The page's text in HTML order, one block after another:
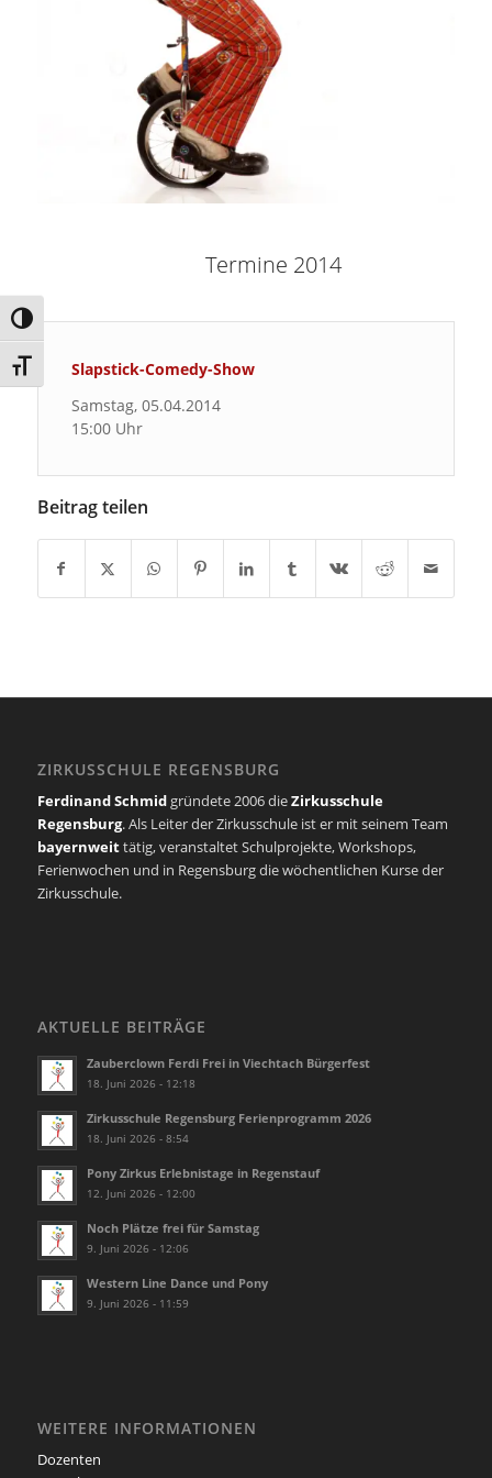
Umschalten auf hohe Kontraste
Schrift vergrößern
Termine 2014
Slapstick-Comedy-Show
Samstag, 05.04.2014
15:00 Uhr
Beitrag teilen
ZIRKUSSCHULE REGENSBURG
Ferdinand Schmidgründete 2006 dieZirkusschule
Regensburg. Als Leiter der Zirkusschule ist er mit seinem Team
bayernweittätig, veranstaltet Schulprojekte, Workshops,
Ferienwochen und in Regensburg die wöchentlichen Kurse der
Zirkusschule.
AKTUELLE BEITRÄGE
Zauberclown Ferdi Frei in Viechtach Bürgerfest
18. Juni 2026 - 12:18
Zirkusschule Regensburg Ferienprogramm 2026
18. Juni 2026 - 8:54
Pony Zirkus Erlebnistage in Regenstauf
12. Juni 2026 - 12:00
Noch Plätze frei für Samstag
9. Juni 2026 - 12:06
Western Line Dance und Pony
9. Juni 2026 - 11:59
WEITERE INFORMATIONEN
Dozenten